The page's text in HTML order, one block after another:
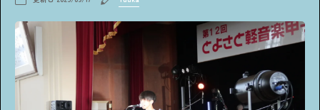
トレンド スクールライフ
推し活 グルメ
エンタメ 診断